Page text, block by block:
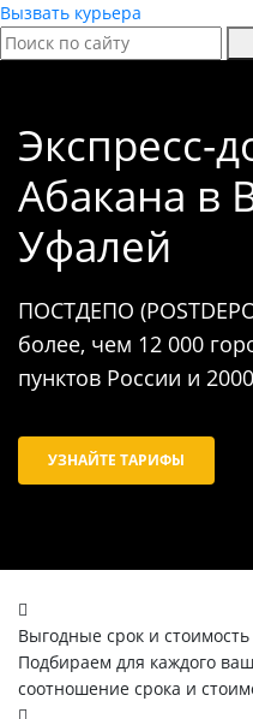
Вызвать курьера
Экспресс-
Абакана в
Уфалей
ПОСТДЕПО
более, чем 12 000
пунктов России и
УЗНАЙТЕ ТАРИФЫ
Выгодные срок и стоимость
Подбираем для каждого
соотношение срока и